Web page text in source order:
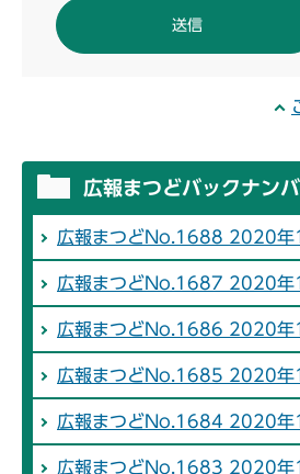
広報まつどバックナン
広報まつどNo.1688 2020年
広報まつどNo.1687 2020年
広報まつどNo.1686 2020年
広報まつどNo.1685 2020年
広報まつどNo.1684 2020年
広報まつどNo.1683 2020年